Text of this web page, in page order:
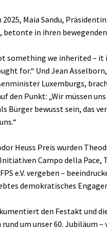
Maia Sandu,
betonte in ihren bewegenden
something we inherited – it
for.“ Und Jean Asselborn,
Luxemburgs,
den Punkt: „Wir müssen
Bürger bewusst sein, das
Heuss Preis wurden
Campo della Pace,
e.V. vergeben –
demokratisches
den Festakt und
um unser 60. Jubiläum –